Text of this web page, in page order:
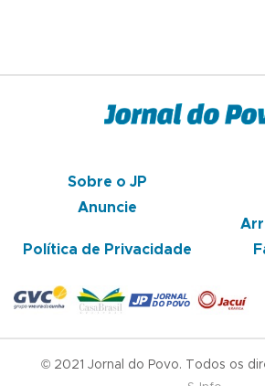
Sobre o JP
Anuncie
Política de Privacidade
© 2021 Jornal do Povo. Todos os